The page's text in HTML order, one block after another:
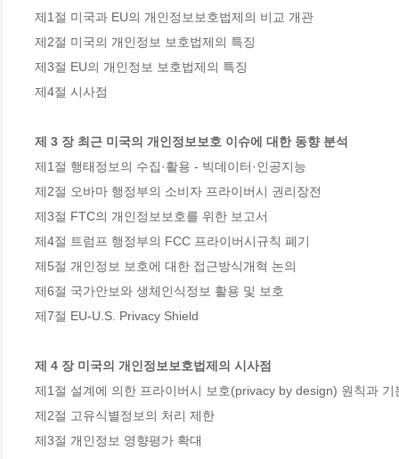
제1절 미국과 EU의 개인정보보호법제의 비교 개관
제2절 미국의 개인정보 보호법제의 특징
제3절 EU의 개인정보 보호법제의 특징
제4절 시사점
제 3 장 최근 미국의 개인정보보호 이슈에 대한 동향 분석
제1절 행태정보의 수집·활용 - 빅데이터·인공지능
제2절 오바마 행정부의 소비자 프라이버시 권리장전
제3절 FTC의 개인정보보호를 위한 보고서
제4절 트럼프 행정부의 FCC 프라이버시규칙 폐기
제5절 개인정보 보호에 대한 접근방식개혁 논의
제6절 국가안보와 생체인식정보 활용 및 보호
제7절 EU-U.S. Privacy Shield
제 4 장 미국의 개인정보보호법제의 시사점
제1절 설계에 의한 프라이버시 보호(privacy by design) 원칙과
제2절 고유식별정보의 처리 제한
제3절 개인정보 영향평가 확대